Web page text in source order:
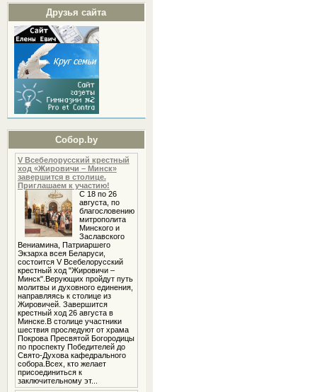
Друзья сайта
Собор.by
V Всебелорусский крестный
ход «Жировичи – Минск»
завершится в столице.
Приглашаем к участию!
С 18 по 26
августа, по
благословению
митрополита
Минского и
Заславского
Вениамина, Патриаршего
Экзарха всея Беларуси,
состоится V Всебелорусский
крестный ход "Жировичи –
Минск".Верующих пройдут путь
молитвы и духовного единения,
направляясь к столице из
Жировичей. Завершится
крестный ход 26 августа в
Минске.В столице участники
шествия проследуют от храма
Покрова Пресвятой Богородицы
по проспекту Победителей до
Свято-Духова кафедрального
собора.Всех, кто желает
присоединиться к
заключительному эт...